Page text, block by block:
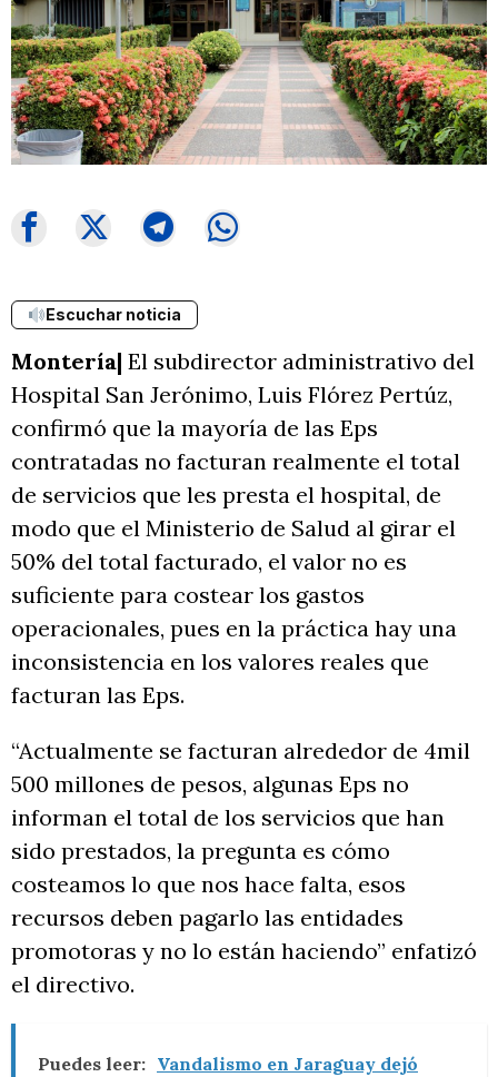
Escuchar noticia
Montería| El subdirector administrativo del
Hospital San Jerónimo, Luis Flórez Pertúz,
confirmó que la mayoría de las Eps
contratadas no facturan realmente el total
de servicios que les presta el hospital, de
modo que el Ministerio de Salud al girar el
50% del total facturado, el valor no es
suficiente para costear los gastos
operacionales, pues en la práctica hay una
inconsistencia en los valores reales que
facturan las Eps.
“Actualmente se facturan alrededor de 4mil
500 millones de pesos, algunas Eps no
informan el total de los servicios que han
sido prestados, la pregunta es cómo
costeamos lo que nos hace falta, esos
recursos deben pagarlo las entidades
promotoras y no lo están haciendo” enfatizó
el directivo.
Puedes leer: Vandalismo en Jaraguay dejó